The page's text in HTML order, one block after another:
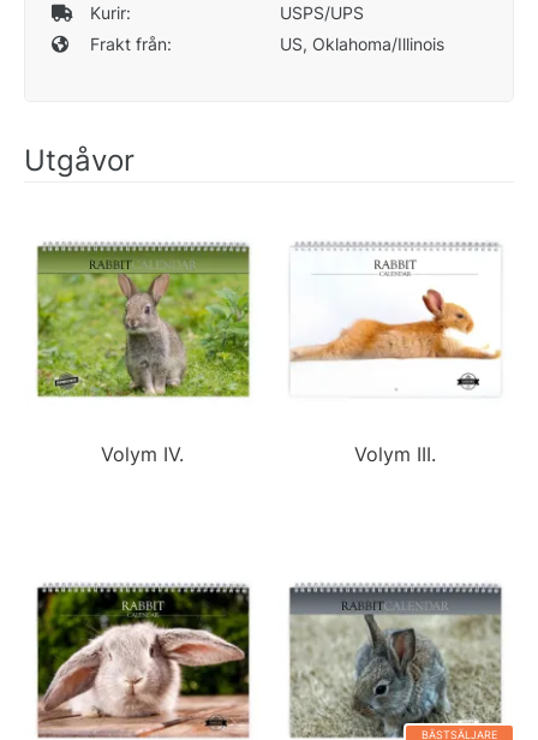
Kurir:
USPS/UPS
Frakt från:
US, Oklahoma/Illinois
Utgåvor
Volym IV. Volym III.
BÄSTSÄLJARE